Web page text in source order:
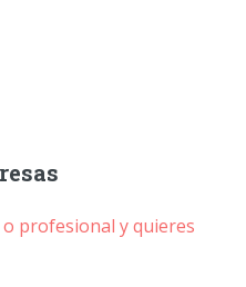
profesional y quieres